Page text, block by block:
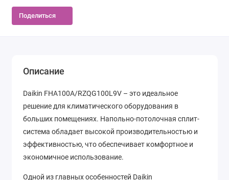
Поделиться
Описание
Daikin FHA100A/RZQG100L9V – это идеальное
решение для климатического оборудования в
больших помещениях. Напольно-потолочная сплит-
система обладает высокой производительностью и
эффективностью, что обеспечивает комфортное и
экономичное использование.
Одной из главных особенностей Daikin